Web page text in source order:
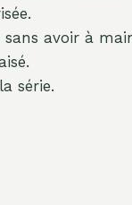
avoir à
série.